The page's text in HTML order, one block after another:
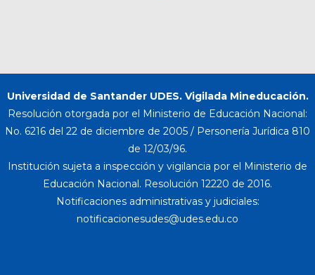
Universidad de Santander UDES. Vigilada Mineducación.
Resolución otorgada por el Ministerio de Educación Nacional:
No. 6216 del 22 de diciembre de 2005 / Personería Jurídica 810
de 12/03/96.
Institución sujeta a inspección y vigilancia por el Ministerio de
Educación Nacional. Resolución 12220 de 2016.
Notificaciones administrativas y judiciales: